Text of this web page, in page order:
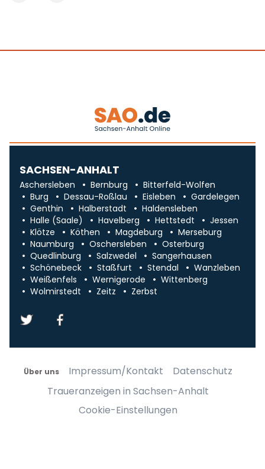
SACHSEN-ANHALT
Aschersleben Bernburg
Bitterfeld-Wolfen
Burg
Dessau-Roßlau Eisleben
Gardelegen
Genthin
Halberstadt
Haldensleben
Halle (Saale)
Havelberg Hettstedt
Jessen
Klötze
Köthen Magdeburg
Merseburg
Naumburg
Oschersleben
Osterburg
Quedlinburg
Salzwedel
Sangerhausen
Schönebeck
Staßfurt Stendal
Wanzleben
Weißenfels
Wernigerode
Wittenberg
Wolmirstedt
Zeitz Zerbst
Über uns Impressum/Kontakt
Datenschutz
Traueranzeigen in Sachsen-Anhalt
Cookie-Einstellungen